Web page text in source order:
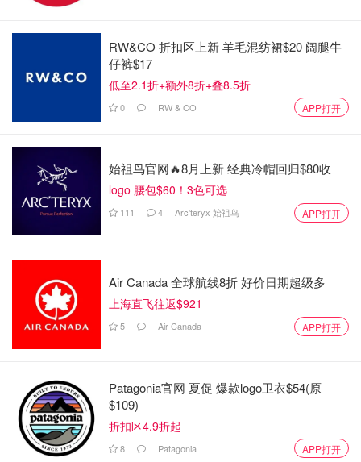
更让人惊喜的是，陈冠希在这次设计中也融入了更多钩针工
艺与东方符号，比如衬衫上的创意绑带细节，乍一看是设
计，细品是文化。这种把传统元素现代演绎的手法，一直是
CLOT最迷人的地方。
Stan Smith Beaded：串珠版网球鞋，低调中
带点“狠”
除了Silk Gazelle，这次的另一大亮点就是陈冠希亲自操刀
RW&CO 折扣区上新 羊毛混纺裙$20 阔腿牛
仔裤$17
低至2.1折+额外8折+叠8.5折
0 RW & CO APP打开
始祖鸟官网🔥8月上新 经典冷帽回归$80收
logo 腰包$60！3色可选
111 4 Arc'teryx 始祖鸟 APP打开
Air Canada 全球航线8折 好价日期超级多
上海直飞往返$921
5 Air Canada APP打开
Patagonia官网 夏促 爆款logo卫衣$54(原
$109)
折扣区4.9折起
8 Patagonia APP打开